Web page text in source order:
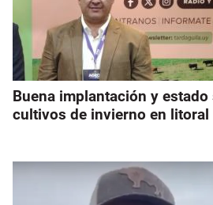
Buena implantación y
cultivos de invierno en litoral